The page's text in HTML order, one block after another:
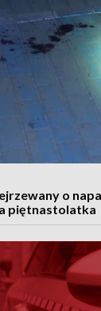
o
piętnastolatka